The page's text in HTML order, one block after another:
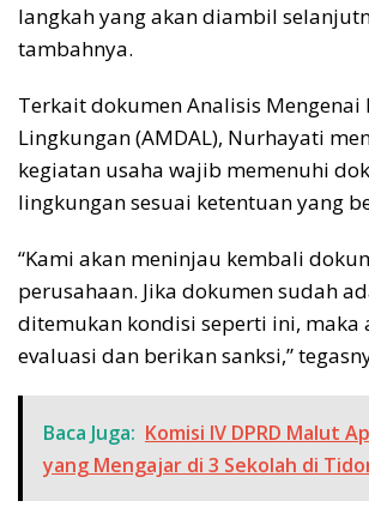
langkah yang akan diambil
tambahnya.
Terkait dokumen Analisis Mengenai
Lingkungan (AMDAL), Nurhayati
kegiatan usaha wajib memenuhi
lingkungan sesuai ketentuan yang
“Kami akan meninjau kembali
perusahaan. Jika dokumen sudah
ditemukan kondisi seperti ini, maka
evaluasi dan berikan sanksi,”
Baca Juga: Komisi IV DPRD Malut
yang Mengajar di 3 Sekolah di